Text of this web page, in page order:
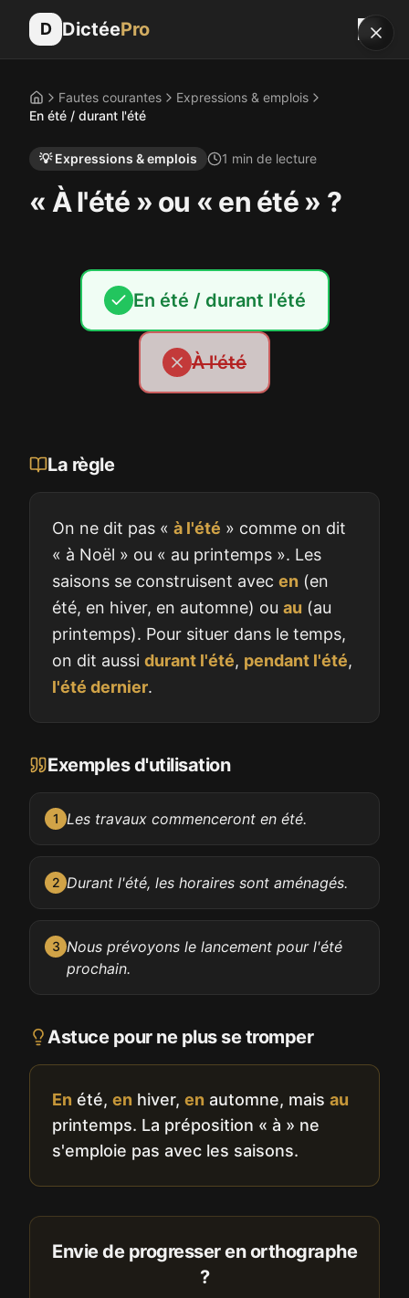
D DictéePro
AccueilFautes courantes
Expressions & emplois
En été / durant l'été
💡 Expressions & emplois 1 min de lecture
« À l'été » ou « en été » ?
En été / durant l'été
À l'été
La règle
On ne dit pas « à l'été » comme on dit
« à Noël » ou « au printemps ». Les
saisons se construisent avec en (en
été, en hiver, en automne) ou au (au
printemps). Pour situer dans le temps,
on dit aussi durant l'été, pendant l'été,
l'été dernier.
Exemples d'utilisation
1 Les travaux commenceront en été.
2 Durant l'été, les horaires sont aménagés.
3 Nous prévoyons le lancement pour l'été
prochain.
Astuce pour ne plus se tromper
En été, en hiver, en automne, mais au
printemps. La préposition « à » ne
s'emploie pas avec les saisons.
Envie de progresser en orthographe
?